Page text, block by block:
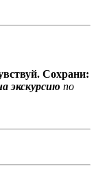
Сохрани:
экскурсию по